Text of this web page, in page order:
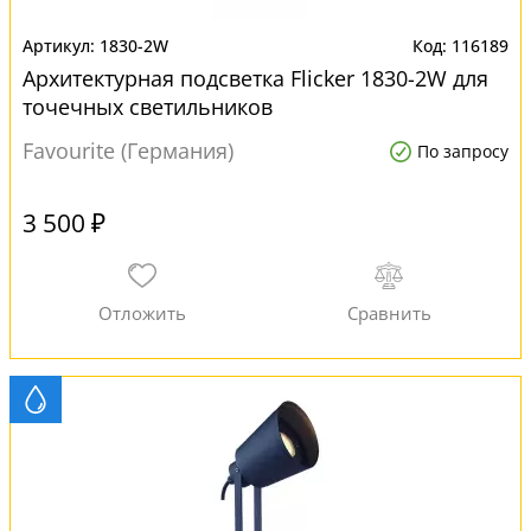
1830-2W 116189
Архитектурная подсветка Flicker 1830-2W для
точечных светильников
Favourite (Германия)
По запросу
3 500 ₽